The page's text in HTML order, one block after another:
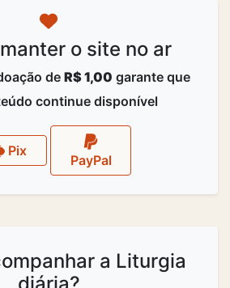
o site no ar
de R$ 1,00 garante que
continue disponível
Pix
PayPal
a Liturgia